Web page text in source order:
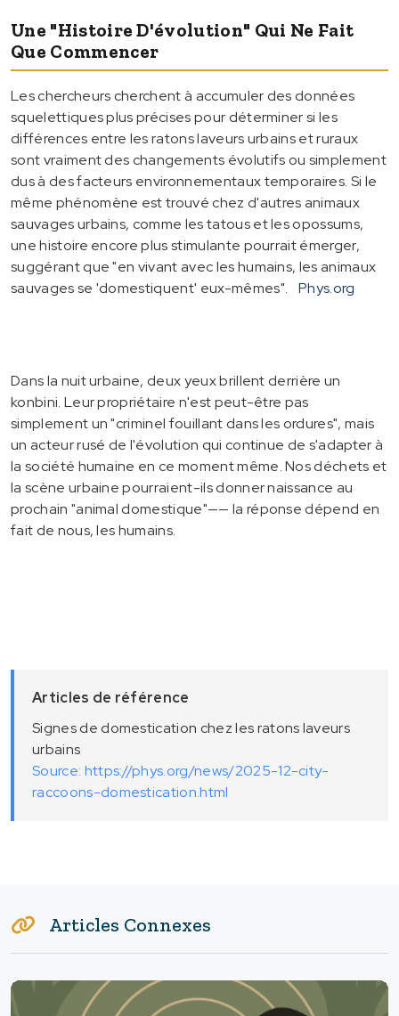
Une "histoire D'évolution" Qui Ne Fait
Que Commencer
Les chercheurs cherchent à accumuler des données
squelettiques plus précises pour déterminer si les
différences entre les ratons laveurs urbains et ruraux
sont vraiment des changements évolutifs ou simplement
dus à des facteurs environnementaux temporaires. Si le
même phénomène est trouvé chez d'autres animaux
sauvages urbains, comme les tatous et les opossums,
une histoire encore plus stimulante pourrait émerger,
suggérant que "en vivant avec les humains, les animaux
sauvages se 'domestiquent' eux-mêmes".
Phys.org
Dans la nuit urbaine, deux yeux brillent derrière un
konbini. Leur propriétaire n'est peut-être pas
simplement un "criminel fouillant dans les ordures", mais
un acteur rusé de l'évolution qui continue de s'adapter à
la société humaine en ce moment même. Nos déchets et
la scène urbaine pourraient-ils donner naissance au
prochain "animal domestique"—— la réponse dépend en
fait de nous, les humains.
Articles de référence
Signes de domestication chez les ratons laveurs
urbains
Source: https://phys.org/news/2025-12-city-
raccoons-domestication.html
Articles Connexes